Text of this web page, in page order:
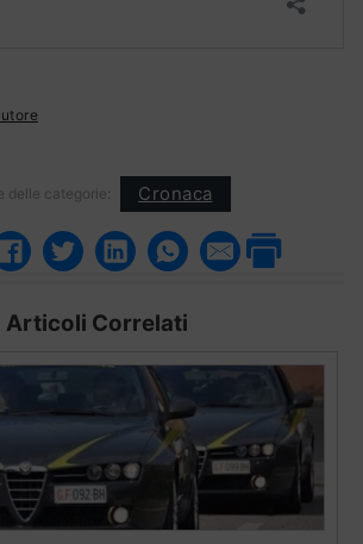
delle categorie: Cronaca
Articoli Correlati